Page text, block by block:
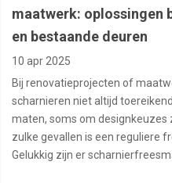
maatwerk: oplossingen
en bestaande deuren
10 apr 2025
Bij renovatieprojecten of
scharnieren niet altijd
maten, soms om designkeuzes
zulke gevallen is een reguliere
Gelukkig zijn er